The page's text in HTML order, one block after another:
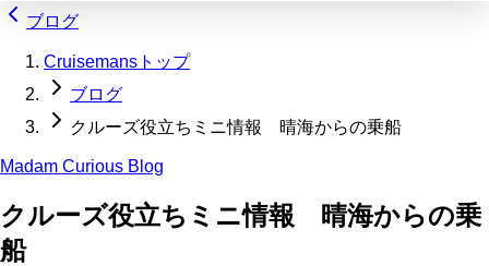
ブログ
Cruisemansトップ
ブログ
クルーズ役立ちミニ情報 晴海からの乗船
Madam Curious Blog
クルーズ役立ちミニ情報 晴海からの乗
船